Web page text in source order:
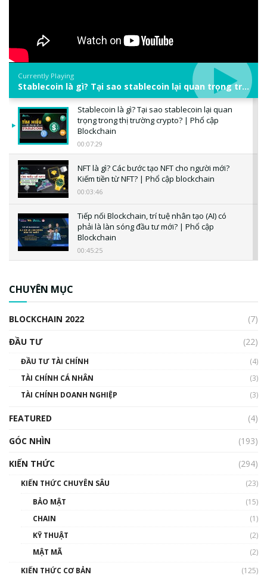
Currently Playing
Stablecoin là gì? Tại sao stablecoin lại quan trọng trong thị trường crypto? | Phổ cập Blockchain
Stablecoin là gì? Tại sao stablecoin lại quan
trọng trong thị trường crypto? | Phổ cập
Blockchain
00:07:29
NFT là gì? Các bước tạo NFT cho người mới?
Kiếm tiền từ NFT? | Phổ cập blockchain
00:03:46
Tiếp nối Blockchain, trí tuệ nhân tạo (AI) có
phải là làn sóng đầu tư mới? | Phổ cập
Blockchain
00:45:25
00:02:14
Nhìn lại năm 2022: Những sự kiện ảnh hưởng
đến hệ sinh thái tiền mã hoá | Phổ cập
00:43:47
CHUYÊN MỤC
BLOCKCHAIN 2022
(7)
ĐẦU TƯ
(22)
ĐẦU TƯ TÀI CHÍNH
(4)
TÀI CHÍNH CÁ NHÂN
(3)
TÀI CHÍNH DOANH NGHIỆP
(3)
FEATURED
(4)
GÓC NHÌN
(193)
KIẾN THỨC
(294)
KIẾN THỨC CHUYÊN SÂU
(23)
BẢO MẬT
(15)
CHAIN
(1)
KỸ THUẬT
(2)
MẬT MÃ
(2)
KIẾN THỨC CƠ BẢN
(125)